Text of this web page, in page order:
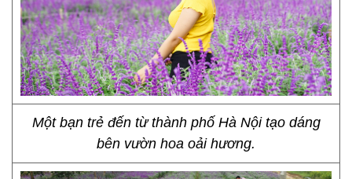
Một bạn trẻ đến từ thành phố Hà Nội tạo dáng
bên vườn hoa oải hương.